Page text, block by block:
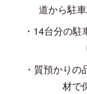
道から駐
・ 14台分の駐
・質預かり
材で